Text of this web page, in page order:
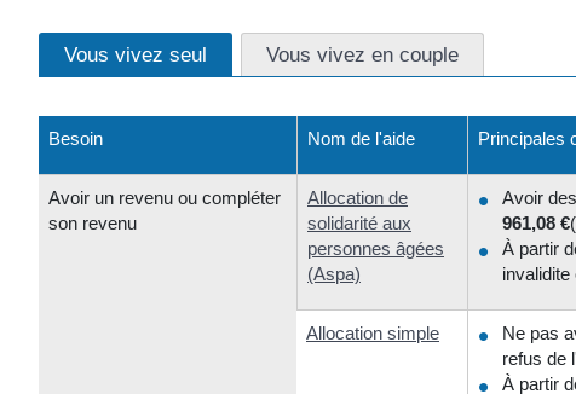
Vous vivez seul Vous vivez en couple
Besoin Nom de l'aide Principales
Avoir un revenu ou compléter
son revenu
Allocation de
solidarité aux
personnes âgées
(Aspa)
Avoir
961,08 €
À partir
invalidite
Allocation simple
Ne pas
refus de l'
À partir